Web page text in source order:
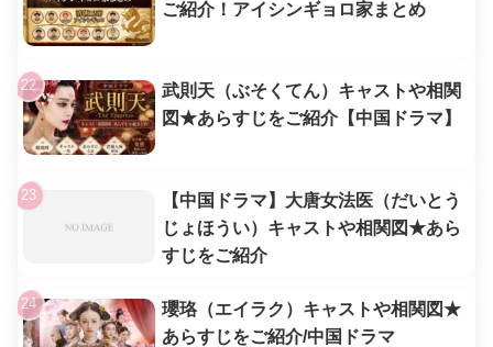
ご紹介！アイシンギョロ家まとめ
武則天（ぶそくてん）キャストや相関
図★あらすじをご紹介【中国ドラマ】
【中国ドラマ】大唐女法医（だいとう
じょほうい）キャストや相関図★あら
すじをご紹介
瓔珞（エイラク）キャストや相関図★
あらすじをご紹介/中国ドラマ